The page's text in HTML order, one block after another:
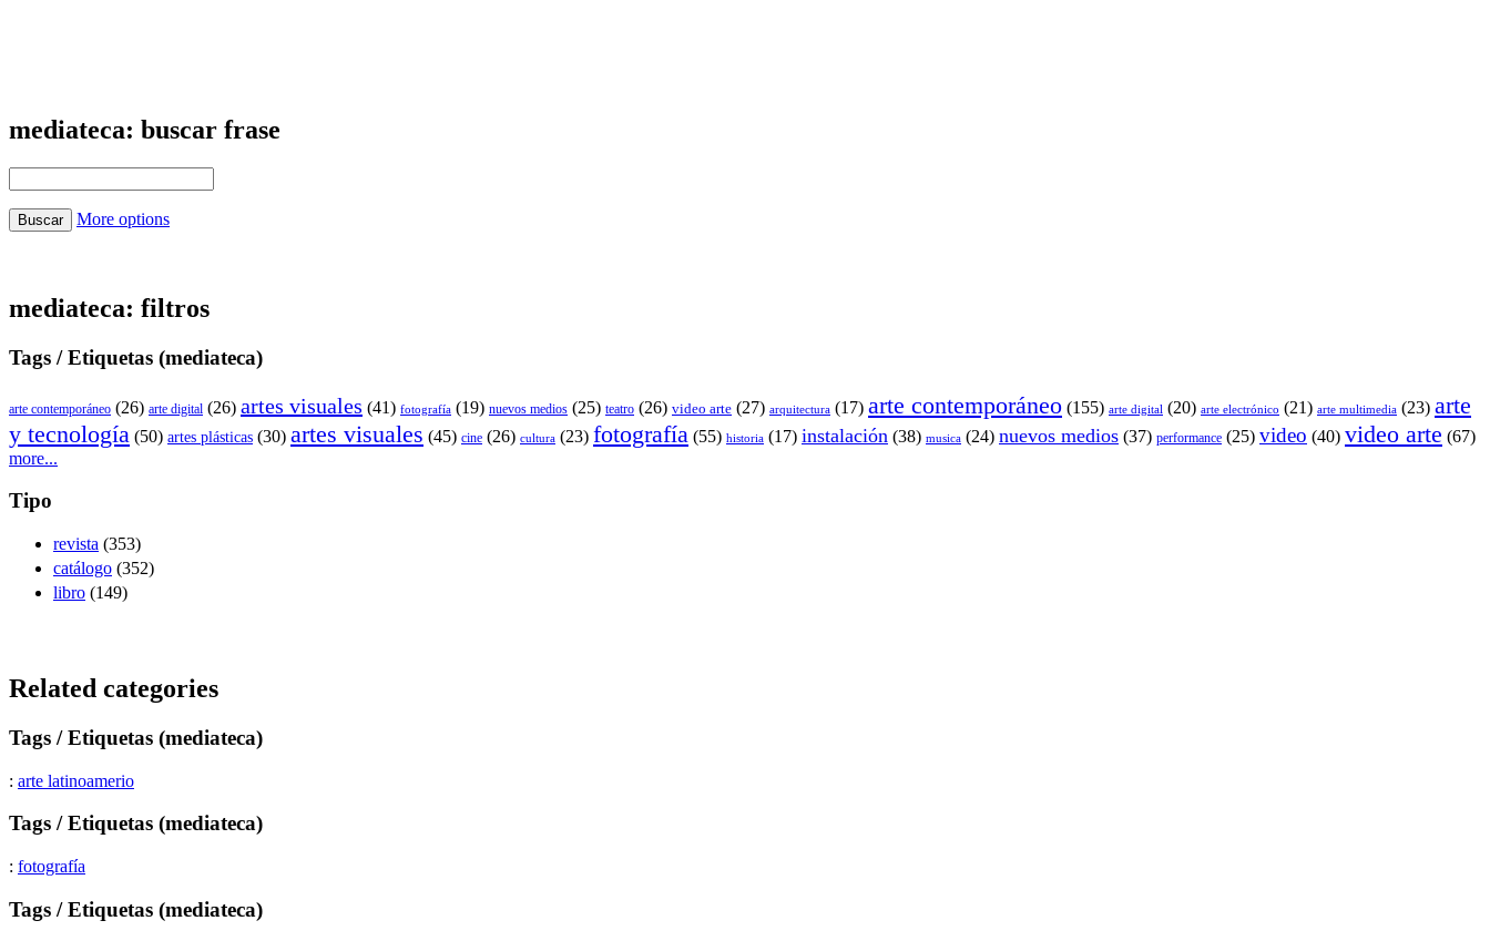
mediateca: buscar frase
More options
mediateca: filtros
Tags / Etiquetas (mediateca)
arte contemporáneo (26) arte digital (26) artes visuales (41) fotografía (19) nuevos medios (25) teatro (26) video arte (27) arquitectura (17) arte contemporáneo (155) arte digital (20) arte electrónico (21) arte multimedia (23) arte
y tecnología (50) artes plásticas (30) artes visuales (45) cine (26) cultura (23) fotografía (55) historia (17) instalación (38) musica (24) nuevos medios (37) performance (25) video (40) video arte (67)
more...
Tipo
revista (353)
catálogo (352)
libro (149)
Related categories
Tags / Etiquetas (mediateca)
: arte latinoamerio
Tags / Etiquetas (mediateca)
: fotografía
Tags / Etiquetas (mediateca)